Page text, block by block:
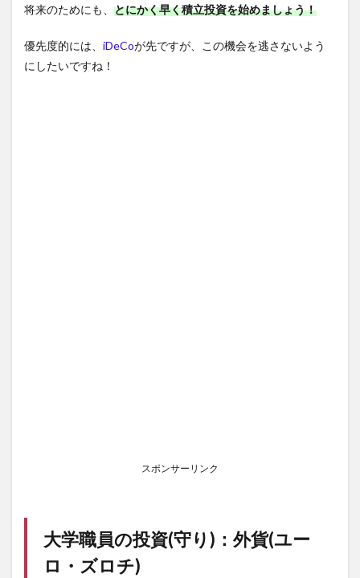
将来のためにも、 とにかく早く積立投資を始めましょう！
優先度的には、 iDeCoが先ですが、この機会を逃さないよう
にしたいですね！
スポンサーリンク
大学職員の投資(守り)：外貨(ユー
ロ・ズロチ)